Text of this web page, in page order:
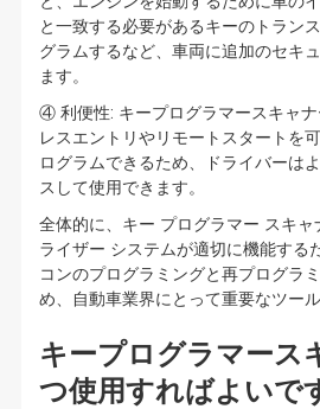
と一致する必要があるキーのトラン
グラムするなど、車両に追加のセキ
ます。
④ 利便性: キープログラマースキャ
レスエントリやリモートスタートを
ログラムできるため、ドライバーは
スして使用できます。
全体的に、キー プログラマー スキ
ライザー システムが適切に機能する
コンのプログラミングと再プログラ
め、自動車業界にとって重要なツール
キープログラマース
つ使用すればよいで